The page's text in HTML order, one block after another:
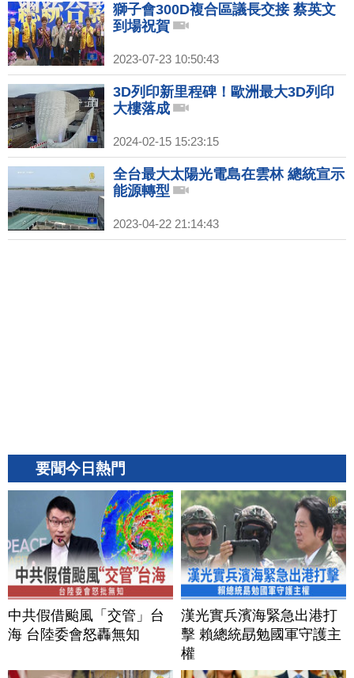
獅子會300D複合區議長交接 蔡英文
到場祝賀
2023-07-23 10:50:43
3D列印新里程碑！歐洲最大3D列印
大樓落成
2024-02-15 15:23:15
全台最大太陽光電島在雲林 總統宣示
能源轉型
2023-04-22 21:14:43
要聞今日熱門
中共假借颱風「交管」台
海 台陸委會怒轟無知
漢光實兵濱海緊急出港打
擊 賴總統勗勉國軍守護主
權